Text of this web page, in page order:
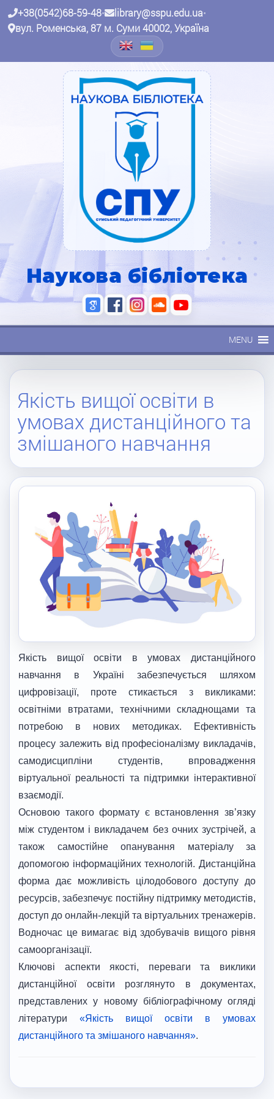
+38(0542)68-59-48• library@sspu.edu.ua•
вул. Роменська, 87 м. Суми 40002, Україна
Наукова бібліотека
MENU
Якість вищої освіти в
умовах дистанційного та
змішаного навчання
Якість вищої освіти в умовах дистанційного
навчання в Україні забезпечується шляхом
цифровізації, проте стикається з викликами:
освітніми втратами, технічними складнощами та
потребою в нових методиках. Ефективність
процесу залежить від професіоналізму викладачів,
самодисципліни студентів, впровадження
віртуальної реальності та підтримки інтерактивної
взаємодії.
Основою такого формату є встановлення зв’язку
між студентом і викладачем без очних зустрічей, а
також самостійне опанування матеріалу за
допомогою інформаційних технологій. Дистанційна
форма дає можливість цілодобового доступу до
ресурсів, забезпечує постійну підтримку методистів,
доступ до онлайн-лекцій та віртуальних тренажерів.
Водночас це вимагає від здобувачів вищого рівня
самоорганізації.
Ключові аспекти якості, переваги та виклики
дистанційної освіти розглянуто в документах,
представлених у новому бібліографічному огляді
літератури «Якість вищої освіти в умовах
дистанційного та змішаного навчання».